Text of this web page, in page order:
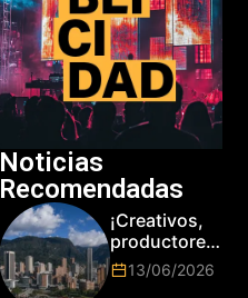
Noticias
Recomendadas
¡Creativos,
productores
y cracks de
la tecnología
13/06/2026